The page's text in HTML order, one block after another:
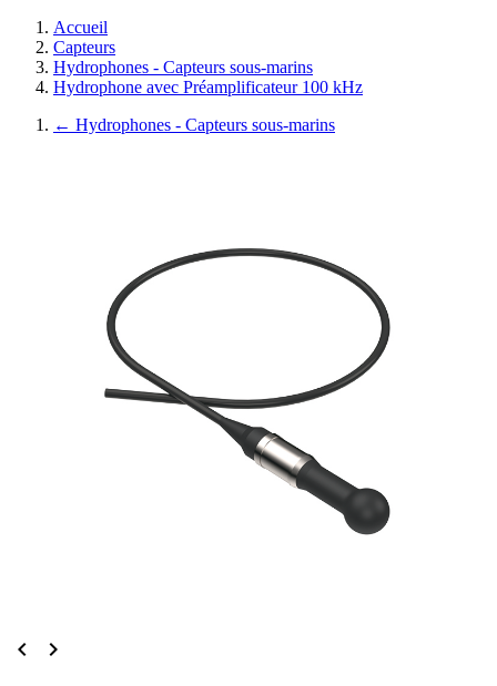
Accueil
Capteurs
Hydrophones - Capteurs sous-marins
Hydrophone avec Préamplificateur 100 kHz
← Hydrophones - Capteurs sous-marins
 